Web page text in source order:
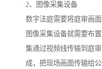
2、图像采集设备
数字法庭需要将庭审画
图像采集设备就需要布
集通过视频线传输到庭
成，把现场画面传输给